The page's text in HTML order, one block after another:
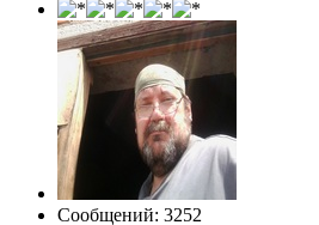
Сообщений: 3252